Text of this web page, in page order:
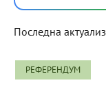
Последна
РЕФЕРЕНДУМ